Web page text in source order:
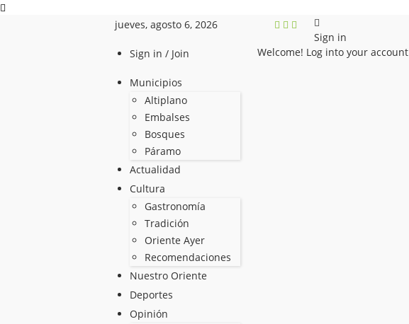
jueves, agosto 6, 2026
Sign in / Join
Municipios
Altiplano
Embalses
Bosques
Páramo
Actualidad
Cultura
Gastronomía
Tradición
Oriente Ayer
Recomendaciones
Nuestro Oriente
Deportes
Opinión
Sign in
Welcome! Log into your account